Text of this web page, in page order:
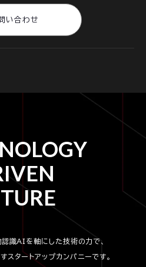
い合わせ
識AIを軸にした技術の力で、
タートアップカンパニーです。